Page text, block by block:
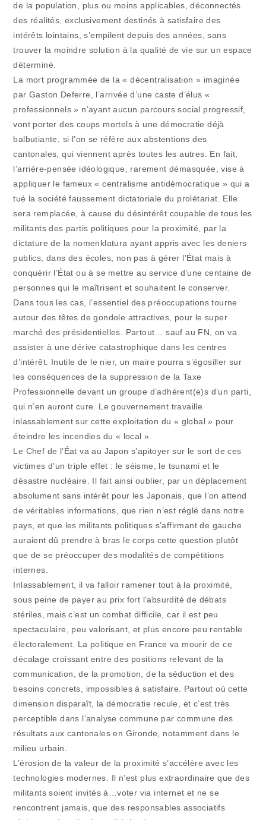
de la population, plus ou moins applicables, déconnectés
des réalités, exclusivement destinés à satisfaire des
intérêts lointains, s’empilent depuis des années, sans
trouver la moindre solution à la qualité de vie sur un espace
déterminé.
La mort programmée de la « décentralisation » imaginée
par Gaston Deferre, l’arrivée d’une caste d’élus «
professionnels » n’ayant aucun parcours social progressif,
vont porter des coups mortels à une démocratie déjà
balbutiante, si l’on se réfère aux abstentions des
cantonales, qui viennent après toutes les autres. En fait,
l’arrière-pensée idéologique, rarement démasquée, vise à
appliquer le fameux « centralisme antidémocratique » qui a
tué la société faussement dictatoriale du prolétariat. Elle
sera remplacée, à cause du désintérêt coupable de tous les
militants des partis politiques pour la proximité, par la
dictature de la nomenklatura ayant appris avec les deniers
publics, dans des écoles, non pas à gérer l’État mais à
conquérir l’État ou à se mettre au service d’une centaine de
personnes qui le maîtrisent et souhaitent le conserver.
Dans tous les cas, l’essentiel des préoccupations tourne
autour des têtes de gondole attractives, pour le super
marché des présidentielles. Partout… sauf au FN, on va
assister à une dérive catastrophique dans les centres
d’intérêt. Inutile de le nier, un maire pourra s’égosiller sur
les conséquences de la suppression de la Taxe
Professionnelle devant un groupe d’adhérent(e)s d’un parti,
qui n’en auront cure. Le gouvernement travaille
inlassablement sur cette exploitation du « global » pour
éteindre les incendies du « local ».
Le Chef de l’Éat va au Japon s’apitoyer sur le sort de ces
victimes d’un triple effet : le séisme, le tsunami et le
désastre nucléaire. Il fait ainsi oublier, par un déplacement
absolument sans intérêt pour les Japonais, que l’on attend
de véritables informations, que rien n’est réglé dans notre
pays, et que les militants politiques s’affirmant de gauche
auraient dû prendre à bras le corps cette question plutôt
que de se préoccuper des modalités de compétitions
internes.
Inlassablement, il va falloir ramener tout à la proximité,
sous peine de payer au prix fort l’absurdité de débats
stériles, mais c’est un combat difficile, car il est peu
spectaculaire, peu valorisant, et plus encore peu rentable
électoralement. La politique en France va mourir de ce
décalage croissant entre des positions relevant de la
communication, de la promotion, de la séduction et des
besoins concrets, impossibles à satisfaire. Partout où cette
dimension disparaît, la démocratie recule, et c’est très
perceptible dans l’analyse commune par commune des
résultats aux cantonales en Gironde, notamment dans le
milieu urbain.
L’érosion de la valeur de la proximité s’accélère avec les
technologies modernes. Il n’est plus extraordinaire que des
militants soient invités à…voter via internet et ne se
rencontrent jamais, que des responsables associatifs